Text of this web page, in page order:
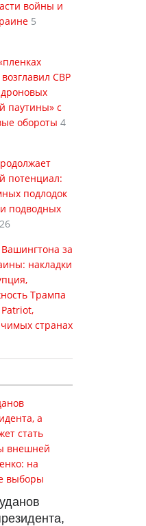
войны и
5
СВР
паутины» с
обороты 4
потенциал:
подлодок
подводных
за
накладки
Трампа
странах